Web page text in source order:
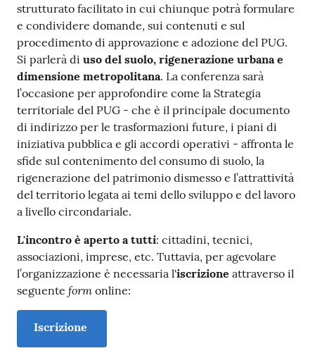
strutturato facilitato in cui chiunque potrà formulare
e condividere domande, sui contenuti e sul
procedimento di approvazione e adozione del PUG.
Si parlerà di uso del suolo, rigenerazione urbana e
dimensione metropolitana. La conferenza sarà
l’occasione per approfondire come la Strategia
territoriale del PUG - che è il principale documento
di indirizzo per le trasformazioni future, i piani di
iniziativa pubblica e gli accordi operativi - affronta le
sfide sul contenimento del consumo di suolo, la
rigenerazione del patrimonio dismesso e l’attrattività
del territorio legata ai temi dello sviluppo e del lavoro
a livello circondariale.
L'incontro è aperto a tutti: cittadini, tecnici,
associazioni, imprese, etc. Tuttavia, per agevolare
l’organizzazione è necessaria l'iscrizione attraverso il
seguente form online:
Iscrizione